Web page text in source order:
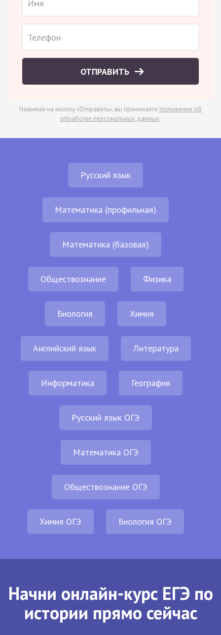
ОТПРАВИТЬ
Нажимая на кнопку «Отправить», вы принимаете положение об
обработке персональных данных.
Русский язык
Математика (профильная)
Математика (базовая)
Обществознание Физика
Биология Химия
Английский язык Литература
Информатика География
Русский язык ОГЭ
Математика ОГЭ
Обществознание ОГЭ
Химия ОГЭ Биология ОГЭ
Начни онлайн-курс ЕГЭ по
истории прямо сейчас